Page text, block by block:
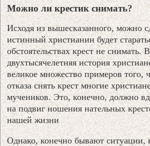
Можно ли крестик снимать?
Исходя из вышесказанного, можно
истинный христианин будет
обстоятельствах крест не снимать.
двухтысячелетняя история
великое множество примеров того,
отказа снять крест многие
мучеников. Это, конечно, должно
на подвиг ношения нательных
нашей жизни
Однако, конечно бывают ситуации,